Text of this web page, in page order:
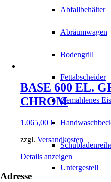
Abfallbehälter
Abräumwagen
Bodengrill
Fettabscheider
Gemahlenes
Untergestell
BASE 600 EL.
CHROM
1.065,00 €
zzgl. Versandkosten
Details anzeigen
Adresse